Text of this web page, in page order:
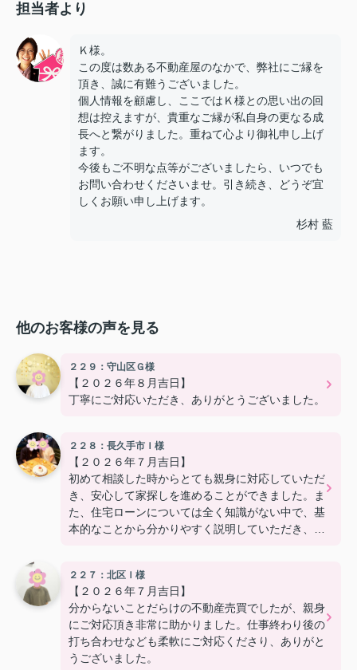
担当者より
Ｋ様。
この度は数ある不動産屋のなかで、弊社にご縁を
頂き、誠に有難うございました。
個人情報を顧慮し、ここではＫ様との思い出の回
想は控えますが、貴重なご縁が私自身の更なる成
長へと繋がりました。重ねて心より御礼申し上げ
ます。
今後もご不明な点等がございましたら、いつでも
お問い合わせくださいませ。引き続き、どうぞ宜
しくお願い申し上げます。
杉村 藍
他のお客様の声を見る
２２９：守山区Ｇ様
【２０２６年８月吉日】
丁寧にご対応いただき、ありがとうございました。
２２８：長久手市Ｉ様
【２０２６年７月吉日】
初めて相談した時からとても親身に対応していただ
き、安心して家探しを進めることができました。ま
た、住宅ローンについては全く知識がない中で、基
本的なことから分かりやすく説明していただき、銀
２２７：北区Ｉ様
【２０２６年７月吉日】
分からないことだらけの不動産売買でしたが、親身
にご対応頂き非常に助かりました。仕事終わり後の
打ち合わせなども柔軟にご対応くださり、ありがと
うございました。